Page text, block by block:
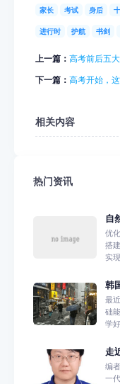
家长 考试 身后
进行时 护航 书剑
上一篇： 高考前后五
下一篇： 高考开始，
相关内容
热门资讯
自
优
搭
实
韩
最
础
学
走
编
一